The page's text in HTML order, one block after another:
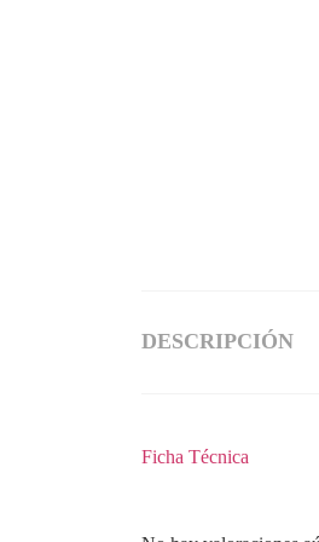
DESCRIPCIÓN
Ficha Técnica